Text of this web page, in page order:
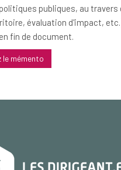
publiques, au
évaluation d'impact,
fin de document.
le mémento